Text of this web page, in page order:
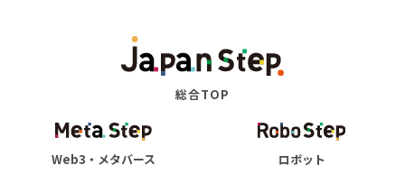
総合TOP
Web3・メタバース ロボット